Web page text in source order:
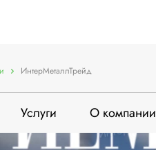
ИнтерМеталлТрейд
Услуги О компании